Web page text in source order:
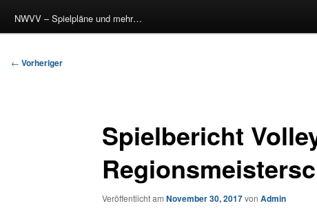
NWVV – Spielpläne und mehr…
Beitragsnavigation
← Vorheriger
Spielbericht
Veröffentlicht am November 30, 2017von Admin